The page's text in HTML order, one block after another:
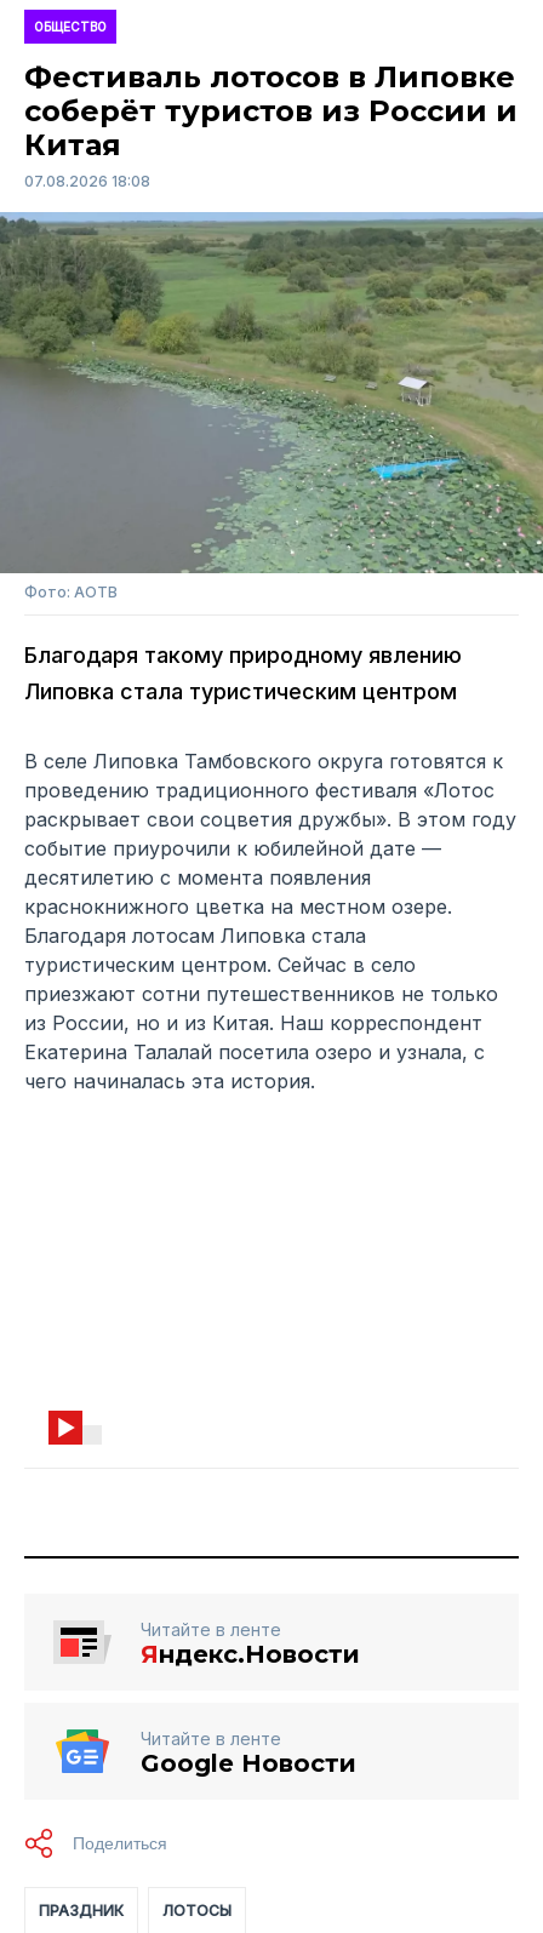
ОБЩЕСТВО
Фестиваль лотосов в Липовке
соберёт туристов из России и
Китая
07.08.2026 18:08
Фото: АОТВ
Благодаря такому природному явлению
Липовка стала туристическим центром
В селе Липовка Тамбовского округа готовятся к
проведению традиционного фестиваля «Лотос
раскрывает свои соцветия дружбы». В этом году
событие приурочили к юбилейной дате —
десятилетию с момента появления
краснокнижного цветка на местном озере.
Благодаря лотосам Липовка стала
туристическим центром. Сейчас в село
приезжают сотни путешественников не только
из России, но и из Китая. Наш корреспондент
Екатерина Талалай посетила озеро и узнала, с
чего начиналась эта история.
Читайте в ленте
Яндекс.Новости
Читайте в ленте
Google Новости
ПРАЗДНИК ЛОТОСЫ